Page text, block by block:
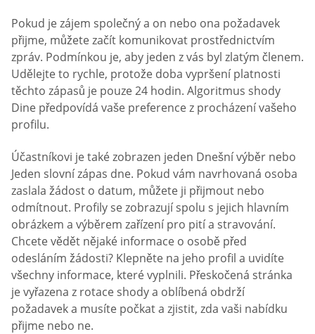
Pokud je zájem společný a on nebo ona požadavek
přijme, můžete začít komunikovat prostřednictvím
zpráv. Podmínkou je, aby jeden z vás byl zlatým členem.
Udělejte to rychle, protože doba vypršení platnosti
těchto zápasů je pouze 24 hodin. Algoritmus shody
Dine předpovídá vaše preference z procházení vašeho
profilu.
Účastníkovi je také zobrazen jeden Dnešní výběr nebo
Jeden slovní zápas dne. Pokud vám navrhovaná osoba
zaslala žádost o datum, můžete ji přijmout nebo
odmítnout. Profily se zobrazují spolu s jejich hlavním
obrázkem a výběrem zařízení pro pití a stravování.
Chcete vědět nějaké informace o osobě před
odesláním žádosti? Klepněte na jeho profil a uvidíte
všechny informace, které vyplnili. Přeskočená stránka
je vyřazena z rotace shody a oblíbená obdrží
požadavek a musíte počkat a zjistit, zda vaši nabídku
přijme nebo ne.